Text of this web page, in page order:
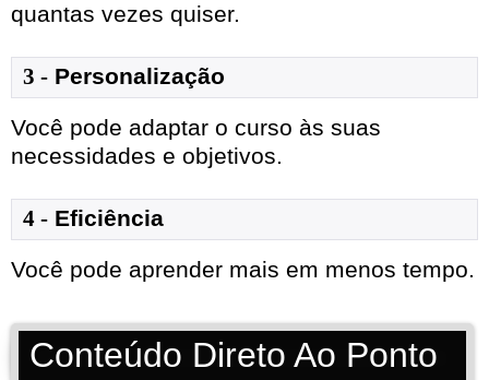
quantas vezes quiser.
3 - Personalização
Você pode adaptar o curso às suas
necessidades e objetivos.
4 - Eficiência
Você pode aprender mais em menos tempo.
Conteúdo Direto Ao Ponto